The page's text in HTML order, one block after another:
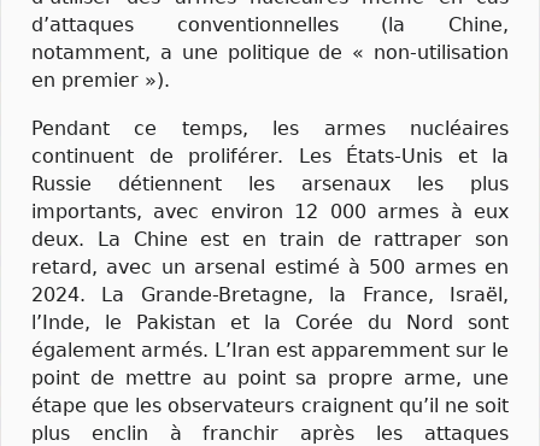
d’attaques conventionnelles (la Chine,
notamment, a une politique de « non-utilisation
en premier »).
Pendant ce temps, les armes nucléaires
continuent de proliférer. Les États-Unis et la
Russie détiennent les arsenaux les plus
importants, avec environ 12 000 armes à eux
deux. La Chine est en train de rattraper son
retard, avec un arsenal estimé à 500 armes en
2024. La Grande-Bretagne, la France, Israël,
l’Inde, le Pakistan et la Corée du Nord sont
également armés. L’Iran est apparemment sur le
point de mettre au point sa propre arme, une
étape que les observateurs craignent qu’il ne soit
plus enclin à franchir après les attaques